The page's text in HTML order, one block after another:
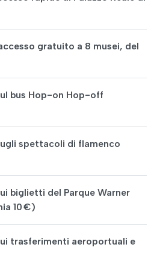
gratuito a 8 musei, del
bus Hop-on Hop-off
spettacoli di flamenco
biglietti del Parque Warner
10 €)
trasferimenti aeroportuali e